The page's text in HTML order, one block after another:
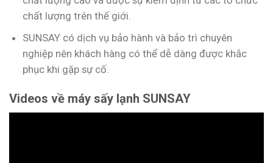
chất lượng trên thế giới.
SUNSAY có dịch vụ bảo hành và bảo trì chuyên
nghiệp nên khách hàng có thể dễ dàng được khắc
phục khi gặp sự cố.
Videos về máy sấy lạnh SUNSAY